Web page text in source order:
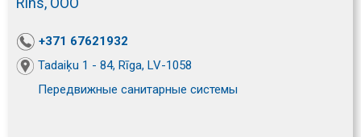
+371 67621932
Tadaiķu 1 - 84, Rīga, LV-1058
Передвижные санитарные системы